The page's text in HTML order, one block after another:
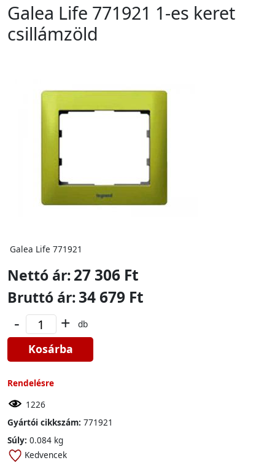
Galea Life 771921 1-es keret
csillámzöld
Galea Life 771921
Nettó ár:27 306 Ft
Bruttó ár:34 679 Ft
- + db
Kosárba
Rendelésre
1226
Gyártói cikkszám: 771921
Súly: 0.084 kg
Kedvencek